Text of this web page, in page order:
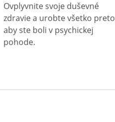
Ovplyvnite svoje duševné
zdravie a urobte všetko preto
aby ste boli v psychickej
pohode.